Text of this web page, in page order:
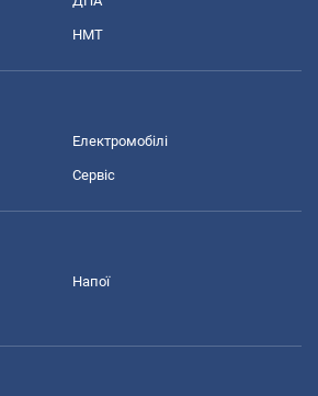
НМТ
Електромобілі
Сервіс
Напої